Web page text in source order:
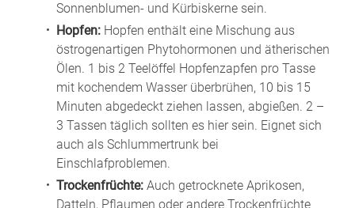
Sonnenblumen- und Kürbiskerne sein.
Hopfen: Hopfen enthält eine Mischung aus
östrogenartigen Phytohormonen und ätherischen
Ölen. 1 bis 2 Teelöffel Hopfenzapfen pro Tasse
mit kochendem Wasser überbrühen, 10 bis 15
Minuten abgedeckt ziehen lassen, abgießen. 2 –
3 Tassen täglich sollten es hier sein. Eignet sich
auch als Schlummertrunk bei
Einschlafproblemen.
Trockenfrüchte: Auch getrocknete Aprikosen,
Datteln, Pflaumen oder andere Trockenfrüchte